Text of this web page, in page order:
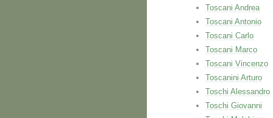
Toscani Andrea
Toscani Antonio
Toscani Carlo
Toscani Marco
Toscani Vincenzo
Toscanini Arturo
Toschi Alessandro
Toschi Giovanni